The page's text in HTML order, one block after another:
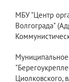
МБУ "Центр
Волгограда"
Циолковского,